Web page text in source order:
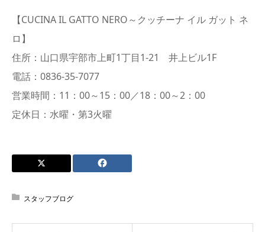
【CUCINA IL GATTO NERO～クッチーナ イル ガット ネ
ロ】
住所：山口県宇部市上町1丁目1-21 井上ビル1F
電話：0836-35-7077
営業時間：11：00～15：00／18：00～2：00
定休日：水曜・第3火曜
スタッフブログ